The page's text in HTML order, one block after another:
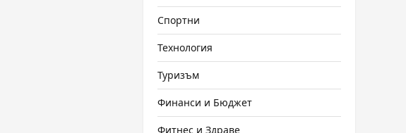
Спортни
Технология
Туризъм
Финанси и Бюджет
Фитнес и Здраве